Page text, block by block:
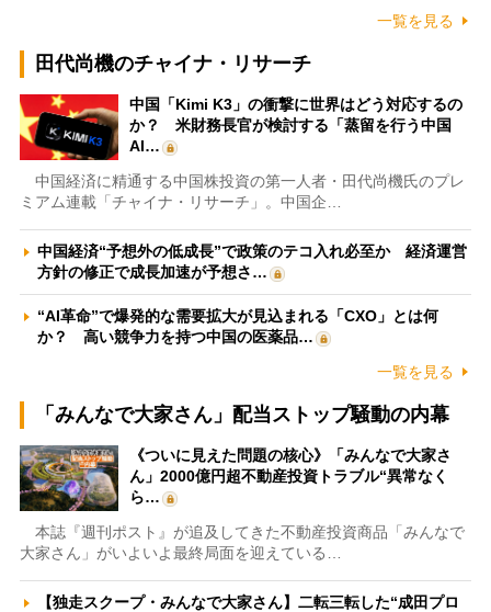
一覧を見る
田代尚機のチャイナ・リサーチ
中国「Kimi K3」の衝撃に世界はどう対応するの
か？ 米財務長官が検討する「蒸留を行う中国
AI…
中国経済に精通する中国株投資の第一人者・田代尚機氏のプレ
ミアム連載「チャイナ・リサーチ」。中国企…
中国経済“予想外の低成長”で政策のテコ入れ必至か 経済運営
方針の修正で成長加速が予想さ…
“AI革命”で爆発的な需要拡大が見込まれる「CXO」とは何
か？ 高い競争力を持つ中国の医薬品…
一覧を見る
「みんなで大家さん」配当ストップ騒動の内幕
《ついに見えた問題の核心》「みんなで大家さ
ん」2000億円超不動産投資トラブル“異常なく
ら…
本誌『週刊ポスト』が追及してきた不動産投資商品「みんなで
大家さん」がいよいよ最終局面を迎えている…
【独走スクープ・みんなで大家さん】二転三転した“成田プロ